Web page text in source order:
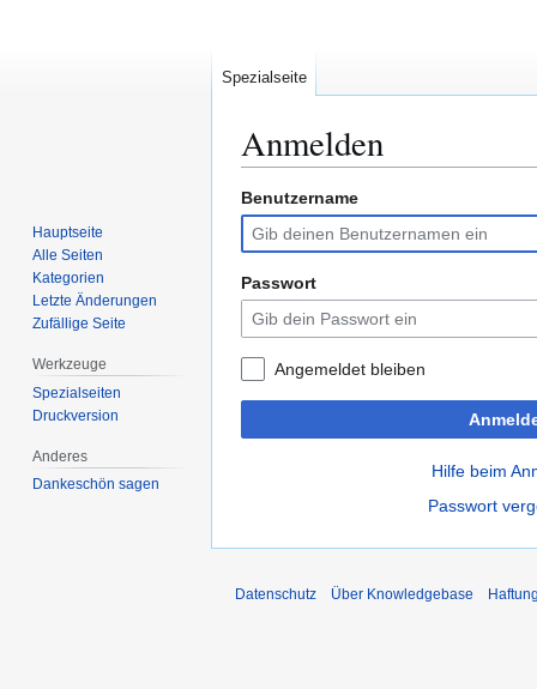
Anmelden
Zur
Navigation
springen
Zur
Suche
springen
Benutzername
Passwort
Angemeldet bleiben
Hilfe beim
Passwort
Spezialseite
Hauptseite
Alle Seiten
Kategorien
Letzte Änderungen
Zufällige Seite
Werkzeuge
Spezialseiten
Druckversion
Anderes
Dankeschön sagen
Datenschutz Über Knowledgebase